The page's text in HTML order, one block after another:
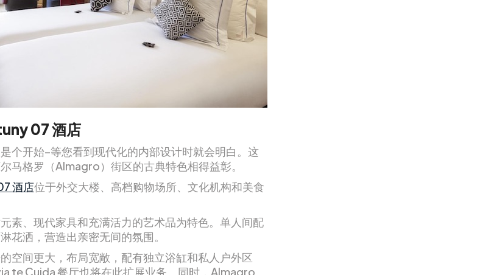
07 酒店
个开始–等您看到现代化的内部设计时就会明白。这
马格罗（Almagro）街区的古典特色相得益彰。
酒店位于外交大楼、高档购物场所、文化机构和美食
素、现代家具和充满活力的艺术品为特色。单人间配
花洒，营造出亲密无间的氛围。
空间更大，布局宽敞，配有独立浴缸和私人户外区
te Cuida 餐厅也将在此扩展业务。同时，Almagro